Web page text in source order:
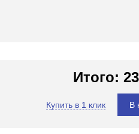
Итого:
Купить в 1 клик В